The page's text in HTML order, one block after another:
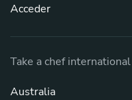
Acceder
Take a chef international
Australia